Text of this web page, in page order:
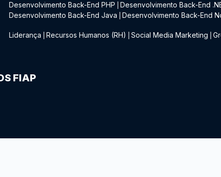
Desenvolvimento Back-End PHP Desenvolvimento Back-End
Desenvolvimento Back-End Java Desenvolvimento Back-End
Liderança Recursos Humanos (RH) Social Media Marketing
FIAP